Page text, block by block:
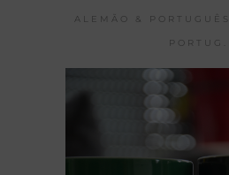
ALEMÃO &
PORTUG.